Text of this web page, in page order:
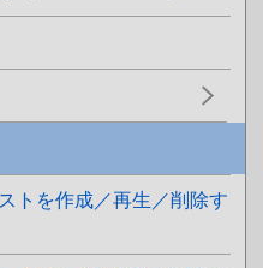
トを作成／再生／削除す